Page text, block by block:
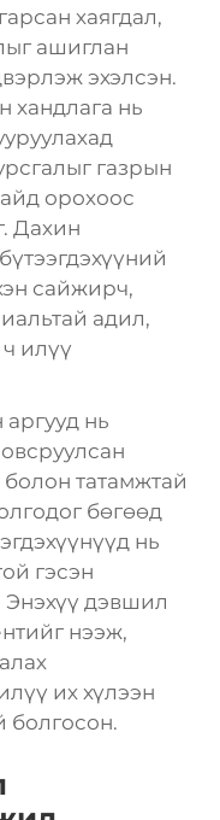
хаягдал,
ашиглан
эхэлсэн.
хандлага нь
газрын
орохоос
Дахин
сайжирч,
адил,
илүү
нь
татамжтай
бөгөөд
нь
гэсэн
Энэхүү дэвшил
нээж,
их хүлээн